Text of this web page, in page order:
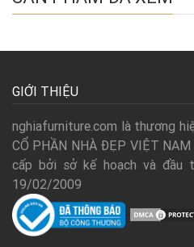
GIỚI THIỆU
nghiafurniture.com là thương
CỔ PHẦN NHÀ ĐẸP VIỆT
cấp bởi sở kế hoạch và đầu
19/02/2009